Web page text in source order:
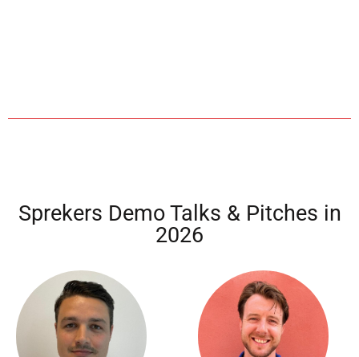
Sprekers Demo Talks & Pitches in
2026